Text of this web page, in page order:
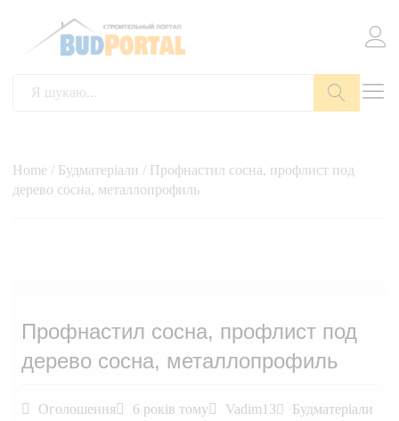
Home / Будматеріали / Профнастил сосна, профлист под
дерево сосна, металлопрофиль
Профнастил сосна, профлист под
дерево сосна, металлопрофиль
Оголошення 6 років тому Vadim13
Будматеріали